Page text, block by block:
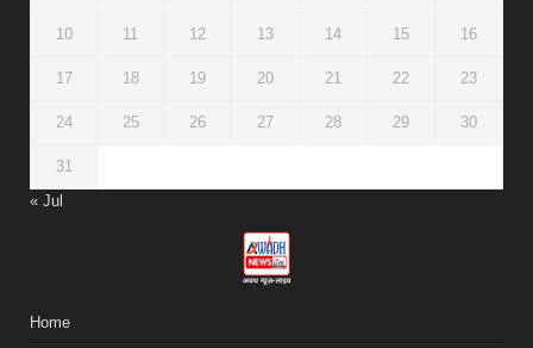
10 11 12 13 14 15 16
17 18 19 20 21 22 23
24 25 26 27 28 29 30
31
« Jul
Home